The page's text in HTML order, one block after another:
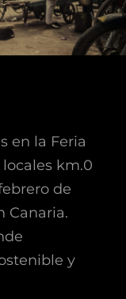
en la Feria
km.0
de
Canaria.
y